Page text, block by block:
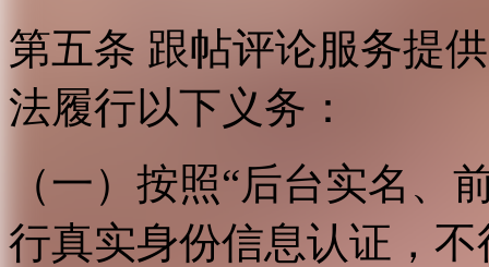
第五条 跟帖评论服务提
法履行以下义务：
（一）按照“后台实名、
行真实身份信息认证，